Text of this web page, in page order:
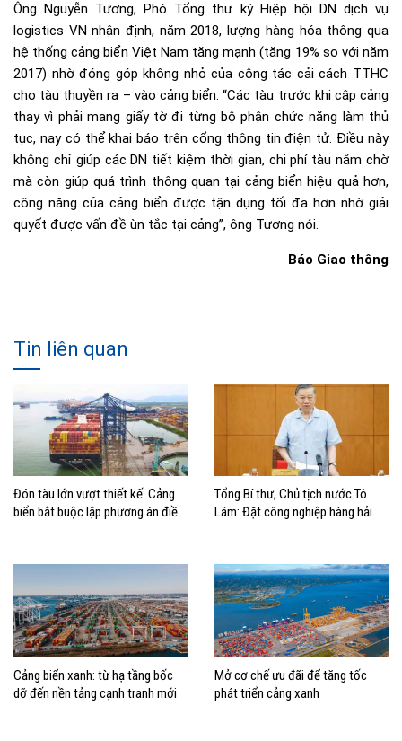
Ông Nguyễn Tương, Phó Tổng thư ký Hiệp hội DN dịch vụ
logistics VN nhận định, năm 2018, lượng hàng hóa thông qua
hệ thống cảng biển Việt Nam tăng mạnh (tăng 19% so với năm
2017) nhờ đóng góp không nhỏ của công tác cải cách TTHC
cho tàu thuyền ra – vào cảng biển. “Các tàu trước khi cập cảng
thay vì phải mang giấy tờ đi từng bộ phận chức năng làm thủ
tục, nay có thể khai báo trên cổng thông tin điện tử. Điều này
không chỉ giúp các DN tiết kiệm thời gian, chi phí tàu nằm chờ
mà còn giúp quá trình thông quan tại cảng biển hiệu quả hơn,
công năng của cảng biển được tận dụng tối đa hơn nhờ giải
quyết được vấn đề ùn tắc tại cảng”, ông Tương nói.
Báo Giao thông
Tin liên quan
Đón tàu lớn vượt thiết kế: Cảng
biển bắt buộc lập phương án điều
Tổng Bí thư, Chủ tịch nước Tô
Lâm: Đặt công nghiệp hàng hải
biển mạnh
Cảng biển xanh: từ hạ tầng bốc
dỡ đến nền tảng cạnh tranh mới
Mở cơ chế ưu đãi để tăng tốc
phát triển cảng xanh